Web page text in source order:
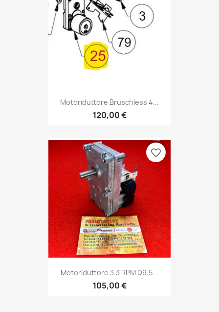
Motoriduttore Bruschless 4...
120,00 €
Motoriduttore 3.3 RPM D9.5...
105,00 €
favorite_border